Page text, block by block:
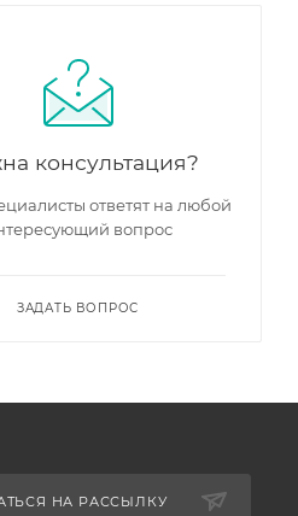
консультация?
ответят на любой
вопрос
ЗАДАТЬ ВОПРОС
НА РАССЫЛКУ